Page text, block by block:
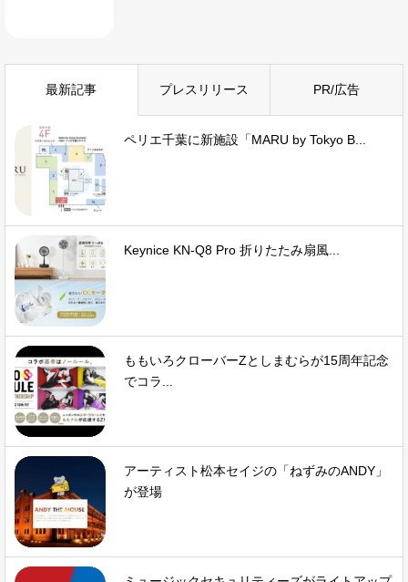
最新記事 プレスリリース PR/広告
ペリエ千葉に新施設「MARU by Tokyo B...
Keynice KN-Q8 Pro 折りたたみ扇風...
ももいろクローバーZとしまむらが15周年記念
でコラ...
アーティスト松本セイジの「ねずみのANDY」
が登場